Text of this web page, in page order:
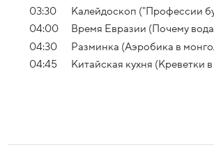
03:30
Калейдоскоп ("Профессии
04:00
Время Евразии (Почему
04:30
Разминка (Аэробика в
04:45
Китайская кухня (Креветки